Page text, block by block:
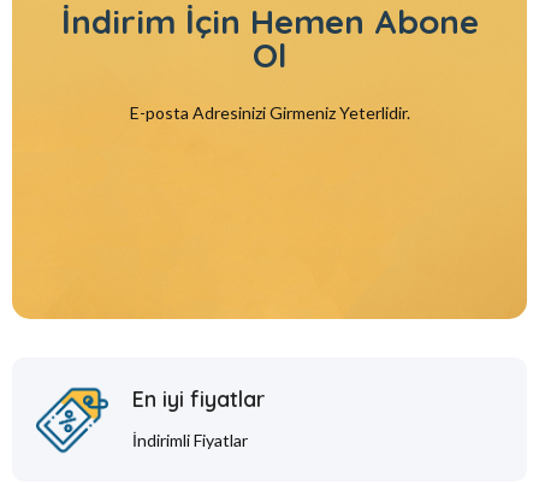
İndirim İçin Hemen Abone
Ol
E-posta Adresinizi Girmeniz Yeterlidir.
En iyi fiyatlar
İndirimli Fiyatlar